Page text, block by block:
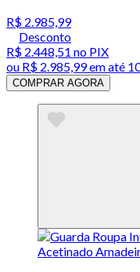
R$ 2.985,99
Desconto
R$ 2.448,51 no PIX
ou R$ 2.985,99em até
COMPRAR AGORA